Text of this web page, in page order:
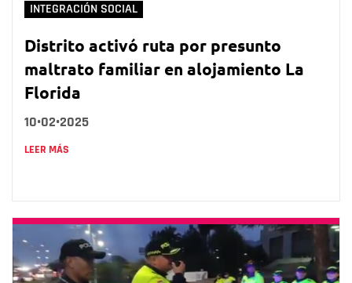
INTEGRACIÓN SOCIAL
Distrito activó ruta por presunto
maltrato familiar en alojamiento La
Florida
10•02•2025
LEER MÁS